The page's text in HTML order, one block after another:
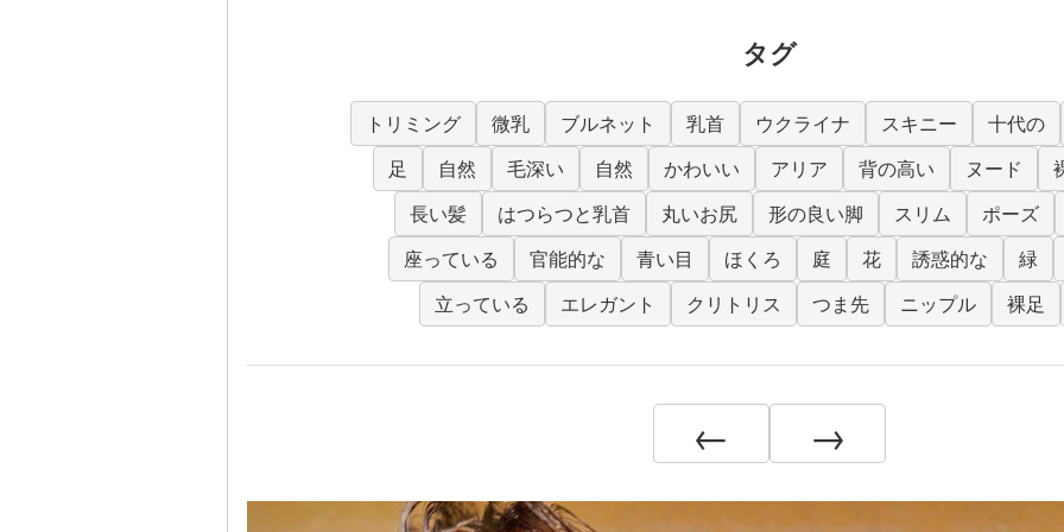
タグ
トリミング 微乳 ブルネット 乳首 ウクライナ スキニー
十代の
足
自然 毛深い 自然 かわいい アリア 背の高い ヌード
長い髪
はつらつと乳首 丸いお尻 形の良い脚 スリム
ポーズ
座っている
官能的な 青い目 ほくろ 庭 花 誘惑的な
緑
立っている
エレガント クリトリス つま先 ニップル 裸足
← →